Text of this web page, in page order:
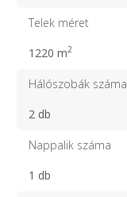
Telek méret
1220 m2
Hálószobák száma
2 db
Nappalik száma
1 db